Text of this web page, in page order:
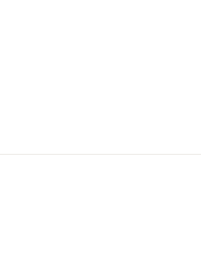
Kaninchen